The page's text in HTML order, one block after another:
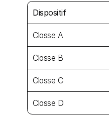
Dispositif
Classe A
Classe B
Classe C
Classe D